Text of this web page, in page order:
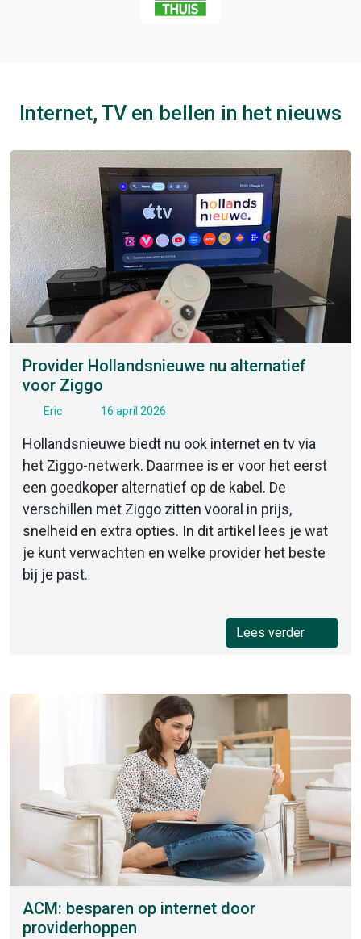
Internet, TV en bellen in het nieuws
Provider Hollandsnieuwe nu alternatief
voor Ziggo
Eric 16 april 2026
Hollandsnieuwe biedt nu ook internet en tv via
het Ziggo-netwerk. Daarmee is er voor het eerst
een goedkoper alternatief op de kabel. De
verschillen met Ziggo zitten vooral in prijs,
snelheid en extra opties. In dit artikel lees je wat
je kunt verwachten en welke provider het beste
bij je past.
Lees verder
ACM: besparen op internet door
providerhoppen